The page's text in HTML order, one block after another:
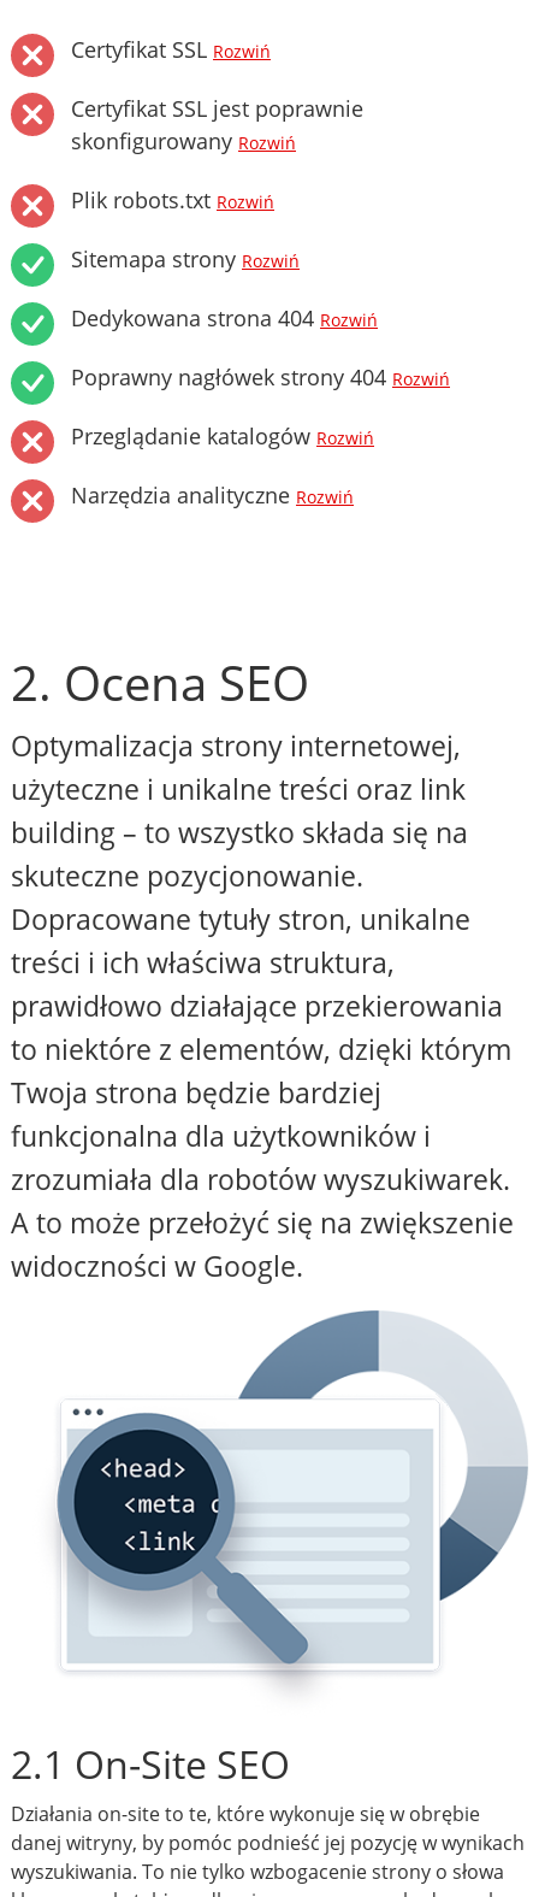
Certyfikat SSL Rozwiń
Certyfikat SSL jest poprawnie
skonfigurowany Rozwiń
Plik robots.txt Rozwiń
Sitemapa strony Rozwiń
Dedykowana strona 404 Rozwiń
Poprawny nagłówek strony 404 Rozwiń
Przeglądanie katalogów Rozwiń
Narzędzia analityczne Rozwiń
2. Ocena SEO
Optymalizacja strony internetowej,
użyteczne i unikalne treści oraz link
building – to wszystko składa się na
skuteczne pozycjonowanie.
Dopracowane tytuły stron, unikalne
treści i ich właściwa struktura,
prawidłowo działające przekierowania
to niektóre z elementów, dzięki którym
Twoja strona będzie bardziej
funkcjonalna dla użytkowników i
zrozumiała dla robotów wyszukiwarek.
A to może przełożyć się na zwiększenie
widoczności w Google.
2.1 On-Site SEO
Działania on-site to te, które wykonuje się w obrębie
danej witryny, by pomóc podnieść jej pozycję w wynikach
wyszukiwania. To nie tylko wzbogacenie strony o słowa